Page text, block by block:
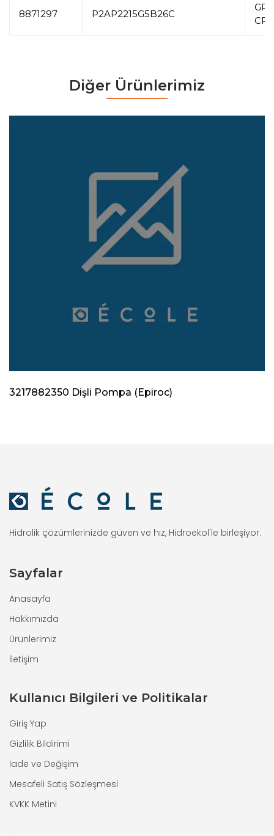
8871297 P2AP2215G5B26C
Diğer Ürünlerimiz
3217882350 Dişli Pompa (Epiroc)
Hidrolik çözümlerinizde güven ve hız, Hidroekol'le birleşiyor.
Sayfalar
Anasayfa
Hakkımızda
Ürünlerimiz
İletişim
Kullanıcı Bilgileri ve Politikalar
Giriş Yap
Gizlilik Bildirimi
İade ve Değişim
Mesafeli Satış Sözleşmesi
KVKK Metini